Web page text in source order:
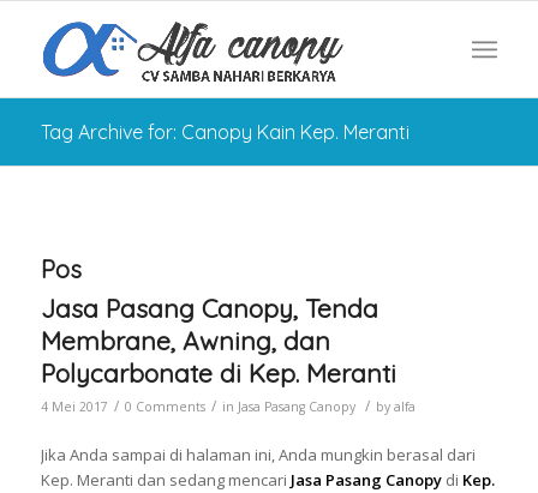
Tag Archive for: Canopy Kain Kep. Meranti
Pos
Jasa Pasang Canopy, Tenda
Membrane, Awning, dan
Polycarbonate di Kep. Meranti
4 Mei 2017 / 0 Comments / in Jasa Pasang Canopy / by alfa
Jika Anda sampai di halaman ini, Anda mungkin berasal dari
Kep. Meranti dan sedang mencari Jasa Pasang Canopy di Kep.